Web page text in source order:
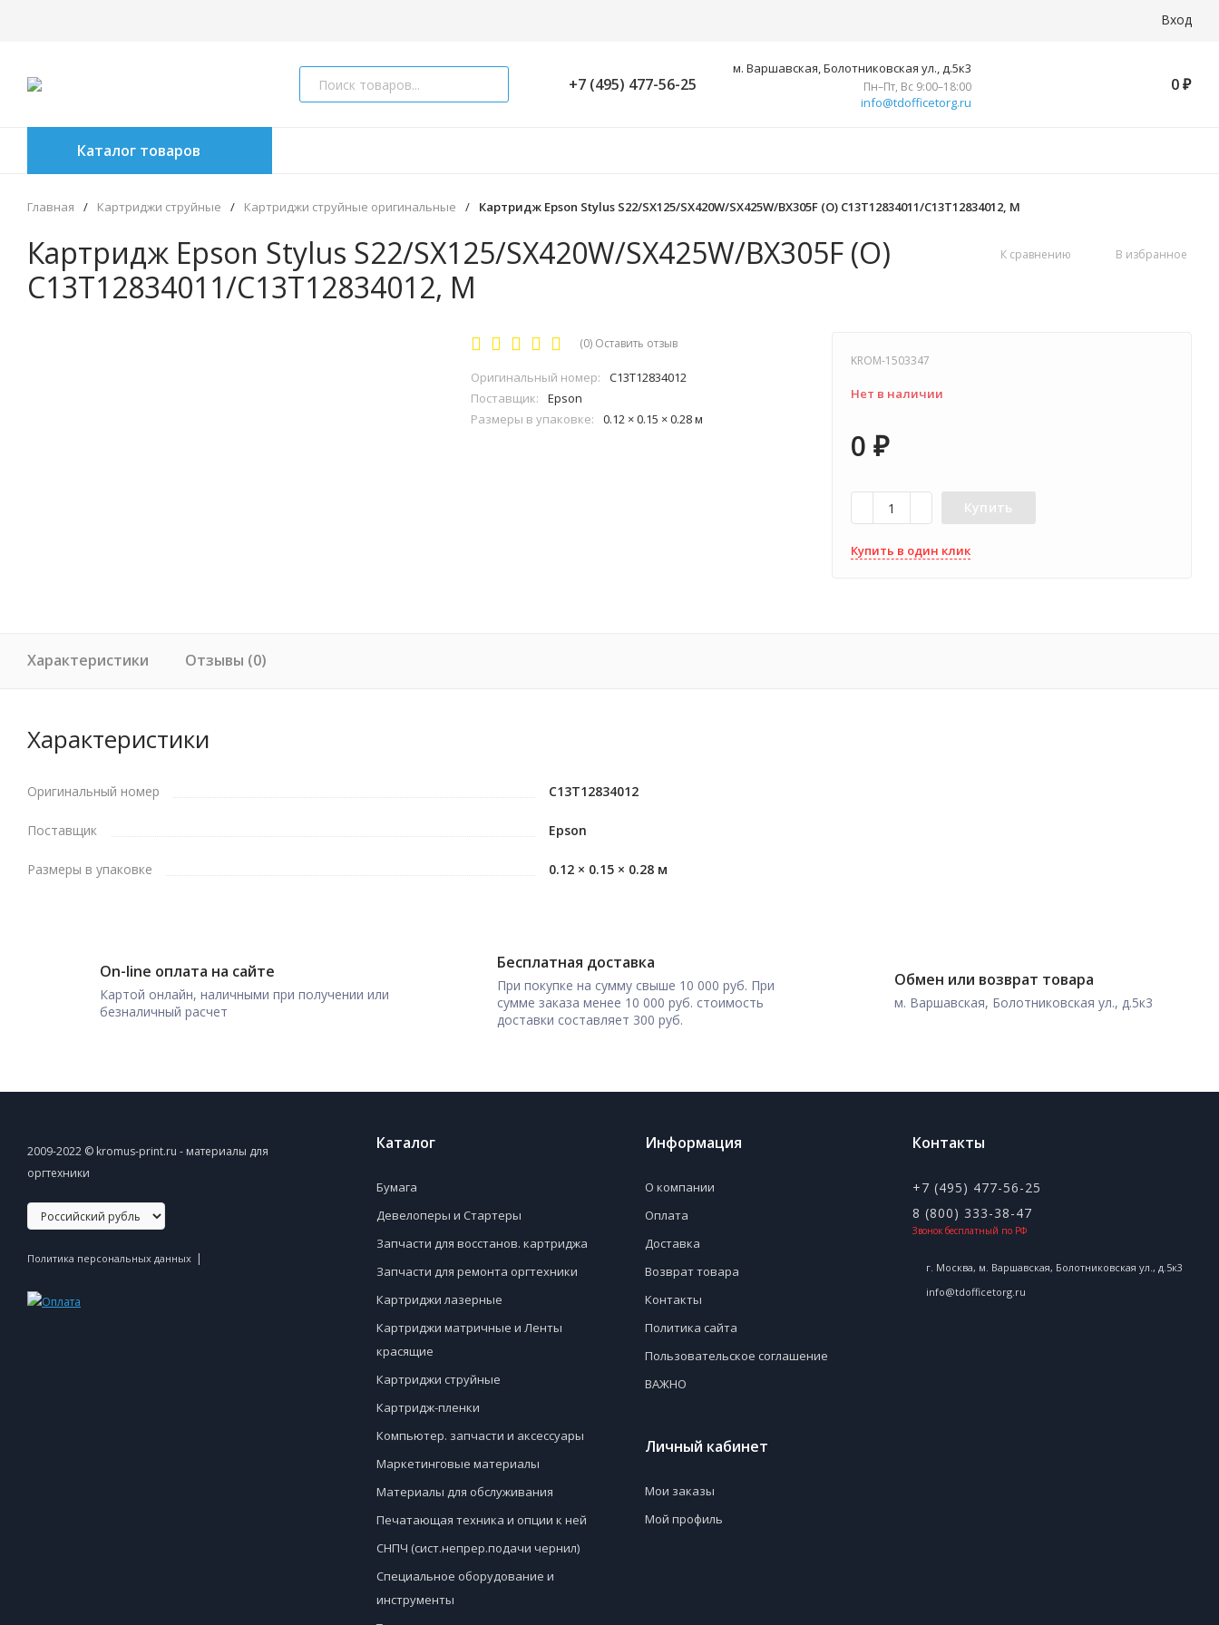
Вход
+7 (495) 477-56-25
м. Варшавская, Болотниковская ул., д.5к3
Пн–Пт, Вс 9:00–18:00
info@tdofficetorg.ru
0 ₽
Каталог товаров
Главная / Картриджи струйные / Картриджи струйные оригинальные / Картридж Epson Stylus S22/SX125/SX420W/SX425W/BX305F (O) C13T12834011/C13T12834012, M
Картридж Epson Stylus S22/SX125/SX420W/SX425W/BX305F (O)
C13T12834011/C13T12834012, M
К сравнению В избранное
(0) Оставить отзыв
Оригинальный номер:
C13T12834012
Поставщик:
Epson
Размеры в упаковке:
0.12 × 0.15 × 0.28 м
KROM-1503347
Нет в наличии
0 ₽
Купить
Купить в один клик
Характеристики Отзывы (0)
Характеристики
Оригинальный номер C13T12834012
Поставщик Epson
Размеры в упаковке 0.12 × 0.15 × 0.28 м
On-line оплата на сайте
Картой онлайн, наличными при получении или
безналичный расчет
Бесплатная доставка
При покупке на сумму свыше 10 000 руб. При
сумме заказа менее 10 000 руб. стоимость
доставки составляет 300 руб.
Обмен или возврат товара
м. Варшавская, Болотниковская ул., д.5к3
2009-2022 © kromus-print.ru - материалы для
оргтехники
Политика персональных данных |
Каталог
Бумага
Девелоперы и Стартеры
Запчасти для восстанов. картриджа
Запчасти для ремонта оргтехники
Картриджи лазерные
Картриджи матричные и Ленты
красящие
Картриджи струйные
Картридж-пленки
Компьютер. запчасти и аксессуары
Маркетинговые материалы
Материалы для обслуживания
Печатающая техника и опции к ней
СНПЧ (сист.непрер.подачи чернил)
Специальное оборудование и
инструменты
Информация
О компании
Оплата
Доставка
Возврат товара
Контакты
Политика сайта
Пользовательское соглашение
ВАЖНО
Личный кабинет
Мои заказы
Мой профиль
Контакты
+7 (495) 477-56-25
8 (800) 333-38-47
Звонок бесплатный по РФ
г. Москва, м. Варшавская, Болотниковская ул., д.5к3
info@tdofficetorg.ru